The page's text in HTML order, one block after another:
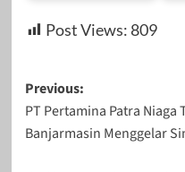
Post Views: 809
Post
navigation
Previous:
PT Pertamina Patra
Banjarmasin Menggelar